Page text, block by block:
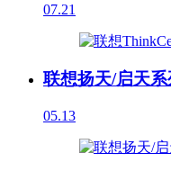
07.21
联想扬天/启天
05.13